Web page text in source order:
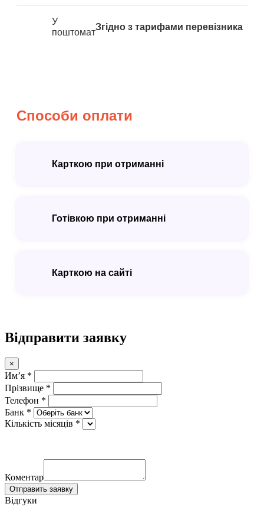
У
поштомат
Згідно з тарифами перевізника
Способи оплати
Карткою при отриманні
Готівкою при отриманні
Карткою на сайті
Відправити заявку
×
Имʼя *
Прізвище *
Телефон *
Банк *
Кількість місяців *
Коментар
Отправить заявку
Відгуки